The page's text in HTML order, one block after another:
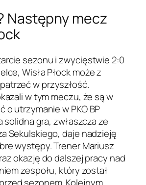
Następny mecz
sezonu i zwycięstwie 2:0
Wisła Płock może z
w przyszłość.
w tym meczu, że są w
o utrzymanie w PKO BP
solidna gra, zwłaszcza ze
Sekulskiego, daje nadzieję
występy. Trener Mariusz
okazję do dalszej pracy nad
zespołu, który został
sezonem. Kolejnym